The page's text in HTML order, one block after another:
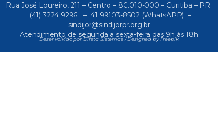
Rua José Loureiro, 211 – Centro – 80.010-000 – Curitiba – PR
(41) 3224 9296
– 41 99103-8502(WhatsAPP) –
sindijor@sindijorpr.org.br
Atendimento de segunda a sexta-feira das 9h às 18h
Desenvolvido por Direta Sistemas /Designed by Freepik